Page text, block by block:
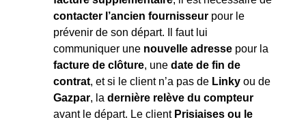
contacter l’ancien fournisseur pour le
prévenir de son départ. Il faut lui
communiquer une nouvelle adresse pour la
facture de clôture, une date de fin de
contrat, et si le client n’a pas de Linky ou de
Gazpar, la dernière relève du compteur
avant le départ. Le client Prisiaises ou le